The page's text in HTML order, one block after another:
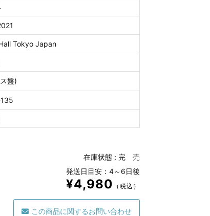
Tokyo Japan
盤)
在庫状態 : 完 売
発送日目安：4～6日後
¥4,980 （税込）
この商品に関するお問い合わせ